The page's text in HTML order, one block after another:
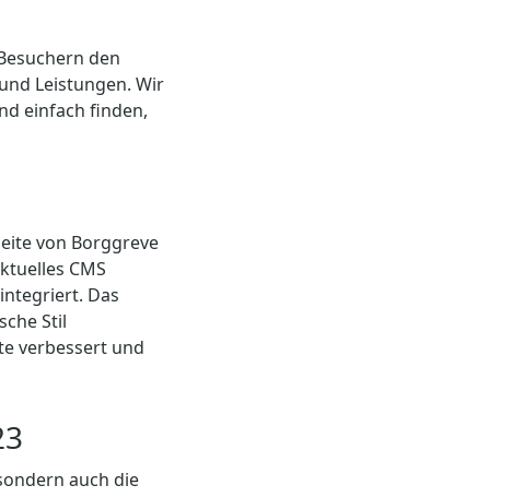
den
Leistungen. Wir
einfach finden,
von Borggreve
CMS
Das
Stil
verbessert und
auch die